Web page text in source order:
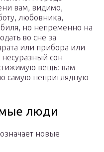
вам, видимо,
любовника,
но непременно на
во сне за
или прибора или
несуразный сон
вещь: вам
самую неприглядную
люди
новые